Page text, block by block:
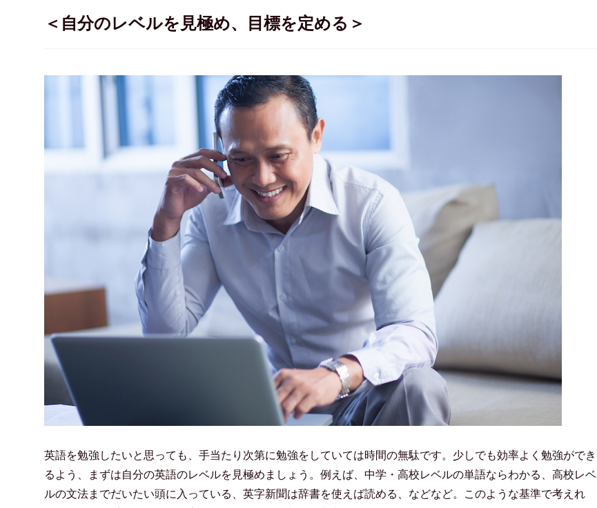
＜自分のレベルを見極め、目標を定める＞
英語を勉強したいと思っても、手当たり次第に勉強をしていては時間の無駄です。少しでも効率よく勉強ができ
るよう、まずは自分の英語のレベルを見極めましょう。例えば、中学・高校レベルの単語ならわかる、高校レベ
ルの文法までだいたい頭に入っている、英字新聞は辞書を使えば読める、などなど。このような基準で考えれ